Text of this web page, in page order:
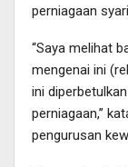
perniagaan
“Saya melihat
mengenai ini
ini
perniagaan,”
pengurusan